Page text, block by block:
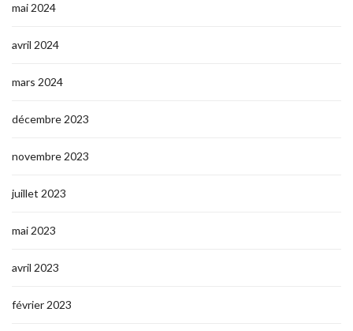
mai 2024
avril 2024
mars 2024
décembre 2023
novembre 2023
juillet 2023
mai 2023
avril 2023
février 2023